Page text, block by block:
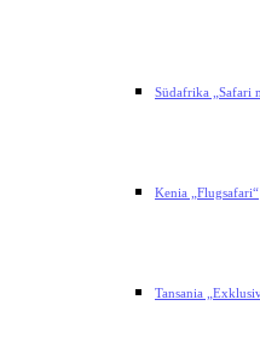
Südafrika „Safari
Kenia „Flugsafari“
Tansania